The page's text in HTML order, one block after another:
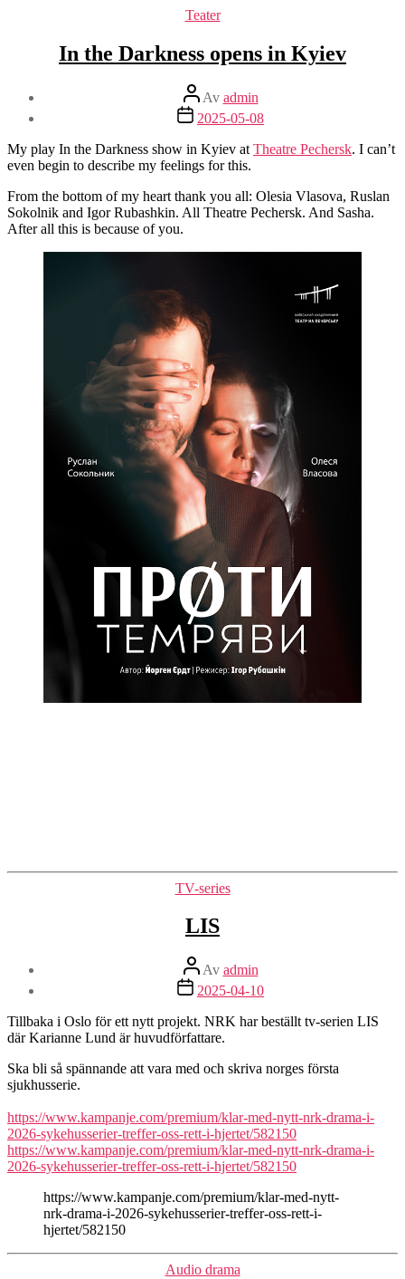
Kategorier
Teater
In the Darkness opens in Kyiev
Inläggsförfattare
Av admin
Inläggsdatum
2025-05-08
My play In the Darkness show in Kyiev at Theatre Pechersk. I can’t
even begin to describe my feelings for this.
From the bottom of my heart thank you all: Olesia Vlasova, Ruslan
Sokolnik and Igor Rubashkin. All Theatre Pechersk. And Sasha.
After all this is because of you.
Kategorier
TV-series
LIS
Inläggsförfattare
Av admin
Inläggsdatum
2025-04-10
Tillbaka i Oslo för ett nytt projekt. NRK har beställt tv-serien LIS
där Karianne Lund är huvudförfattare.
Ska bli så spännande att vara med och skriva norges första
sjukhusserie.
https://www.kampanje.com/premium/klar-med-nytt-nrk-drama-i-
2026-sykehusserier-treffer-oss-rett-i-hjertet/582150
https://www.kampanje.com/premium/klar-med-nytt-nrk-drama-i-
2026-sykehusserier-treffer-oss-rett-i-hjertet/582150
https://www.kampanje.com/premium/klar-med-nytt-
nrk-drama-i-2026-sykehusserier-treffer-oss-rett-i-
hjertet/582150
Kategorier
Audio drama